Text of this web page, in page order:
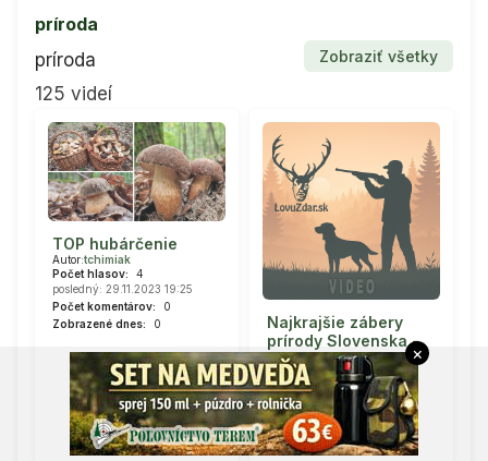
príroda
príroda
125 videí
Zobraziť všetky
TOP hubárčenie
Autor:tchimiak
Počet hlasov:
4
posledný: 29.11.2023 19:25
Počet komentárov:
0
Zobrazené dnes:
0
Najkrajšie zábery
prírody Slovenska -
jar
Autor:jurajkristin
Počet hlasov: 4
posledný: 31.12.2023 16:56
Počet komentárov: 0
Zobrazené dnes:
0
×